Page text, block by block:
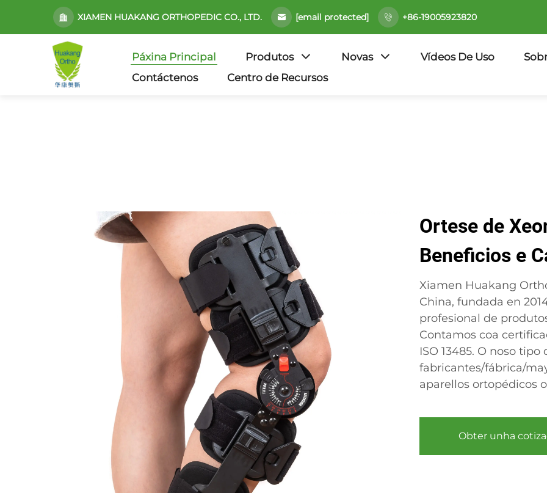
XIAMEN HUAKANG ORTHOPEDIC CO., LTD. [email protected] +86-19005923820
Páxina Principal Produtos Novas Vídeos De Uso
Contáctenos
Centro de Recursos
Ortese de
Beneficios e
Xiamen Huakang
China, fundada en
profesional de
Contamos coa
ISO 13485. O noso tipo
fabricantes/fábrica/
aparellos ortopédicos
Obter unha